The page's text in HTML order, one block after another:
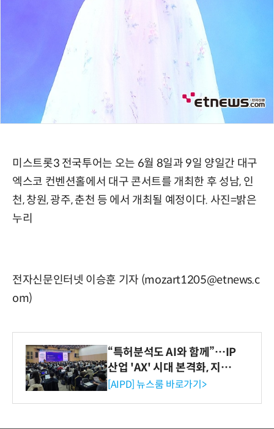
미스트롯3 전국투어는 오는 6월 8일과 9일 양일간 대구
엑스코 컨벤션홀에서 대구 콘서트를 개최한 후 성남, 인
천, 창원, 광주, 춘천 등 에서 개최될 예정이다. 사진=밝은
누리
전자신문인터넷 이승훈 기자 (mozart1205@etnews.c
om)
“특허분석도 AI와 함께”…IP
산업 'AX' 시대 본격화, 지식
재산처 1호 AI IP데이터분석
[AIPD] 뉴스룸 바로가기>